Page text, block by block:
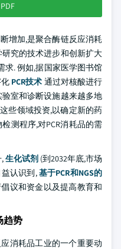
增加,是聚合酶链反应消耗
究的技术进步和创新扩大
求. 例如,据国家医学图书馆
PCR技术 通过对核酸进行
室和诊断设施越来越多地
些领域投资,以确定新的药
测程序,对PCR消耗品的需
生化试剂(到2032年底,市场
认识到,基于PCR和NGS的
议和资金以及提高教育和
趋势
消耗品工业的一个重要动